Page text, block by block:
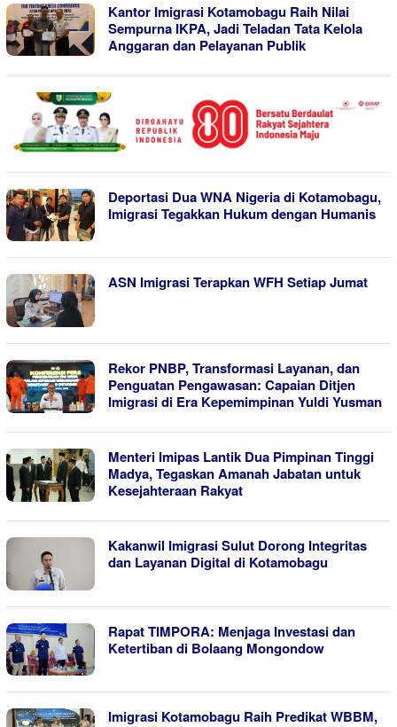
Kantor Imigrasi Kotamobagu Raih Nilai
Sempurna IKPA, Jadi Teladan Tata Kelola
Anggaran dan Pelayanan Publik
Deportasi Dua WNA Nigeria di Kotamobagu,
Imigrasi Tegakkan Hukum dengan Humanis
ASN Imigrasi Terapkan WFH Setiap Jumat
Rekor PNBP, Transformasi Layanan, dan
Penguatan Pengawasan: Capaian Ditjen
Imigrasi di Era Kepemimpinan Yuldi Yusman
Menteri Imipas Lantik Dua Pimpinan Tinggi
Madya, Tegaskan Amanah Jabatan untuk
Kesejahteraan Rakyat
Kakanwil Imigrasi Sulut Dorong Integritas
dan Layanan Digital di Kotamobagu
Rapat TIMPORA: Menjaga Investasi dan
Ketertiban di Bolaang Mongondow
Imigrasi Kotamobagu Raih Predikat WBBM,